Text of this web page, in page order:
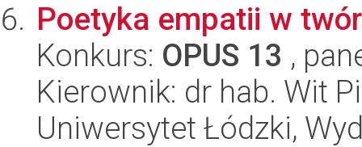
Poetyka empatii w
Konkurs: OPUS 13 ,
Kierownik: dr hab. Wit
Uniwersytet Łódzki,